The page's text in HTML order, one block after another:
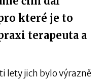
které je to
terapeuta a
lety jich bylo výrazně